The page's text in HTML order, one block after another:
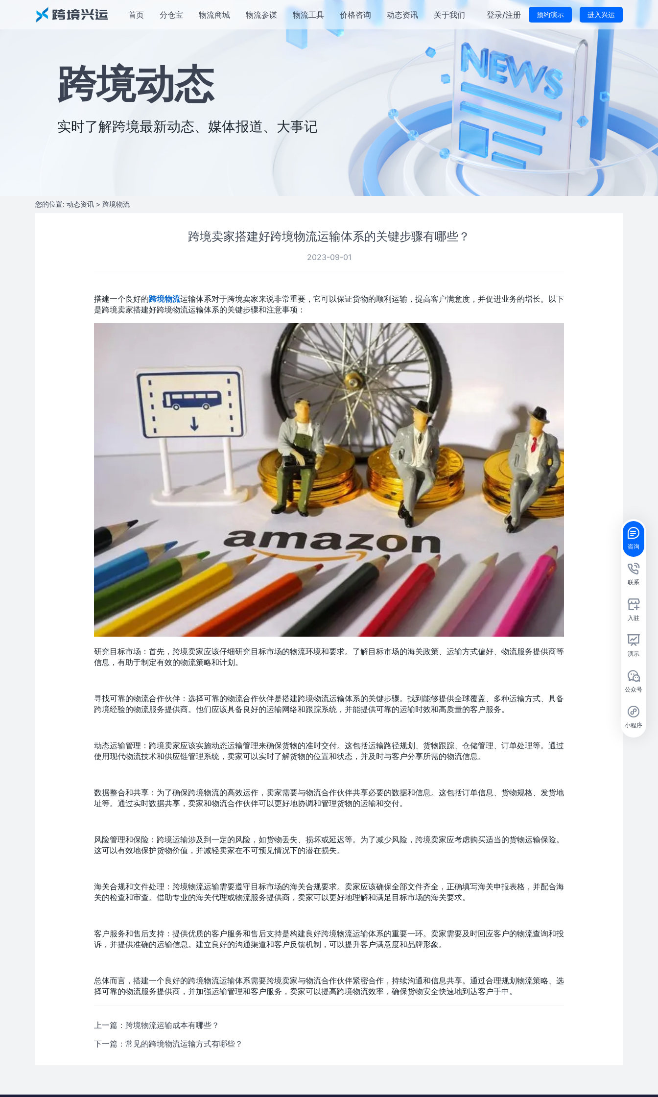
首页 分仓宝 物流商城 物流参谋 物流工具 价格咨询 动态资讯 关于我们 登录/注册 预约演示 进入兴运
跨境动态
实时了解跨境最新动态、媒体报道、大事记
您的位置: 动态资讯 > 跨境物流
跨境卖家搭建好跨境物流运输体系的关键步骤有哪些？
2023-09-01
搭建一个良好的跨境物流运输体系对于跨境卖家来说非常重要，它可以保证货物的顺利运输，提高客户满意度，并促进业务的增长。以下
是跨境卖家搭建好跨境物流运输体系的关键步骤和注意事项：
研究目标市场：首先，跨境卖家应该仔细研究目标市场的物流环境和要求。了解目标市场的海关政策、运输方式偏好、物流服务提供商等
信息，有助于制定有效的物流策略和计划。
寻找可靠的物流合作伙伴：选择可靠的物流合作伙伴是搭建跨境物流运输体系的关键步骤。找到能够提供全球覆盖、多种运输方式、具备
跨境经验的物流服务提供商。他们应该具备良好的运输网络和跟踪系统，并能提供可靠的运输时效和高质量的客户服务。
动态运输管理：跨境卖家应该实施动态运输管理来确保货物的准时交付。这包括运输路径规划、货物跟踪、仓储管理、订单处理等。通过
使用现代物流技术和供应链管理系统，卖家可以实时了解货物的位置和状态，并及时与客户分享所需的物流信息。
数据整合和共享：为了确保跨境物流的高效运作，卖家需要与物流合作伙伴共享必要的数据和信息。这包括订单信息、货物规格、发货地
址等。通过实时数据共享，卖家和物流合作伙伴可以更好地协调和管理货物的运输和交付。
风险管理和保险：跨境运输涉及到一定的风险，如货物丢失、损坏或延迟等。为了减少风险，跨境卖家应考虑购买适当的货物运输保险。
这可以有效地保护货物价值，并减轻卖家在不可预见情况下的潜在损失。
海关合规和文件处理：跨境物流运输需要遵守目标市场的海关合规要求。卖家应该确保全部文件齐全，正确填写海关申报表格，并配合海
关的检查和审查。借助专业的海关代理或物流服务提供商，卖家可以更好地理解和满足目标市场的海关要求。
客户服务和售后支持：提供优质的客户服务和售后支持是构建良好跨境物流运输体系的重要一环。卖家需要及时回应客户的物流查询和投
诉，并提供准确的运输信息。建立良好的沟通渠道和客户反馈机制，可以提升客户满意度和品牌形象。
总体而言，搭建一个良好的跨境物流运输体系需要跨境卖家与物流合作伙伴紧密合作，持续沟通和信息共享。通过合理规划物流策略、选
择可靠的物流服务提供商，并加强运输管理和客户服务，卖家可以提高跨境物流效率，确保货物安全快速地到达客户手中。
上一篇：跨境物流运输成本有哪些？
下一篇：常见的跨境物流运输方式有哪些？
咨询
联系
入驻
演示
公众号
小程序